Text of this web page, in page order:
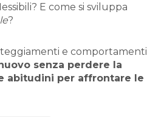
E come si sviluppa
?
e comportamenti
senza perdere la
abitudini per affrontare le